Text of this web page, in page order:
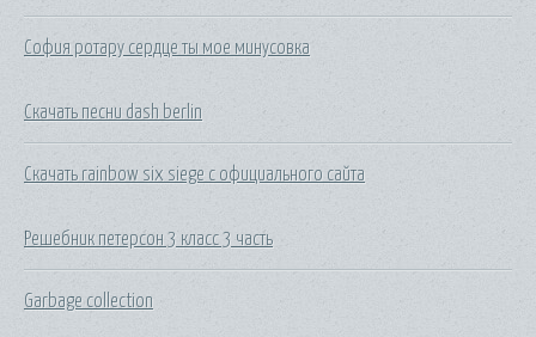
София ротару сердце ты мое минусовка
Скачать песни dash berlin
Скачать rainbow six siege с официального сайта
Решебник петерсон 3 класс 3 часть
Garbage collection